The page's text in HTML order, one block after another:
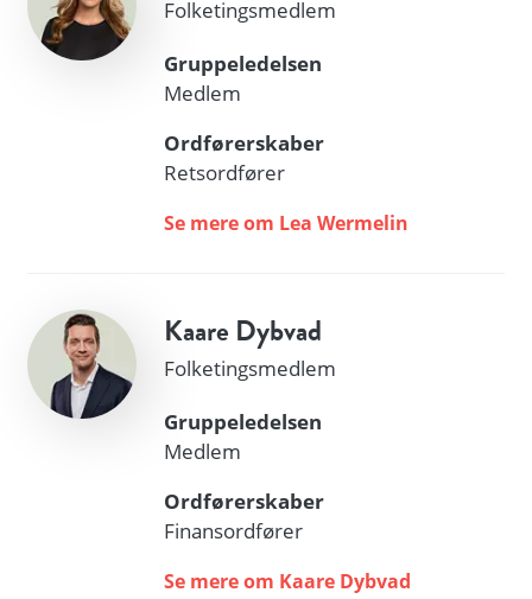
Folketingsmedlem
Gruppeledelsen
Medlem
Ordførerskaber
Retsordfører
Se mere om Lea Wermelin
Kaare Dybvad
Folketingsmedlem
Gruppeledelsen
Medlem
Ordførerskaber
Finansordfører
Se mere om Kaare Dybvad